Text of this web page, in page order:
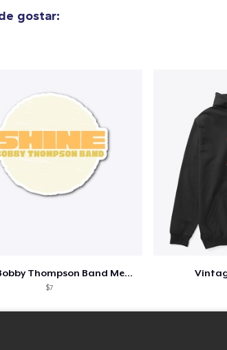
gostar:
Shine - Bobby Thompson Band Merch
$7